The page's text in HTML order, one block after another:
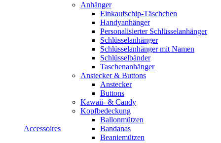
Accessoires
Anhänger
Einkaufschip-Täschchen
Handyanhänger
Personalisierter Schlüsselanhänger
Schlüsselanhänger
Schlüsselanhänger mit Namen
Schlüsselbänder
Taschenanhänger
Anstecker & Buttons
Anstecker
Buttons
Kawaii- & Candy
Kopfbedeckung
Ballonmützen
Bandanas
Beaniemützen